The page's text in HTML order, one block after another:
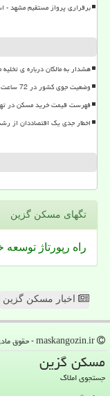
برقراری پرواز مستقیم مشهد -
هشدار به مالکان درباره ی
وضعیت جوی کشور در 72 ساعت آینده موج بارندگی های تابستانه در راه 11 استان
فهرست قیمت خرید مسکن در
اخطار جدی یک اقتصاددان از
تگهای مسكن گزین
راه رپورتاژ توسعه
اخبار مسکن گزین
مسكن گزین
جستجوی املاک